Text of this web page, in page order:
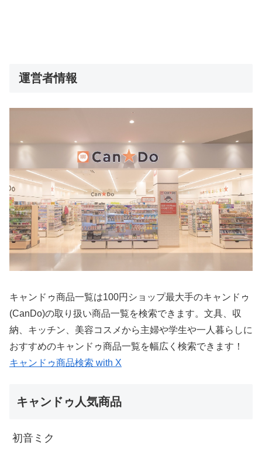
運営者情報
キャンドゥ商品一覧は100円ショップ最大手のキャンドゥ
(CanDo)の取り扱い商品一覧を検索できます。文具、収
納、キッチン、美容コスメから主婦や学生や一人暮らしに
おすすめのキャンドゥ商品一覧を幅広く検索できます！
キャンドゥ商品検索 with X
キャンドゥ人気商品
初音ミク